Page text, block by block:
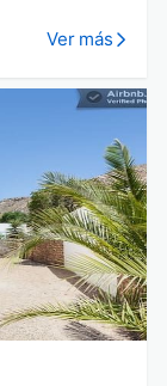
Ver más